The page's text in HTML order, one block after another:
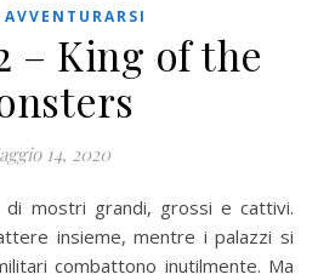
AVVENTURARSI
– King of the
14, 2020
insieme, mentre i palazzi si
combattono inutilmente. Ma